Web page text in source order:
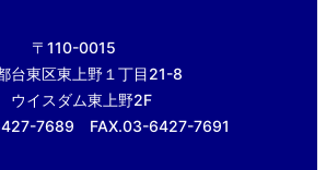
〒110-0015
台東区東上野１丁目21-8
ウイスダム東上野2F
7689 FAX.03-6427-7691